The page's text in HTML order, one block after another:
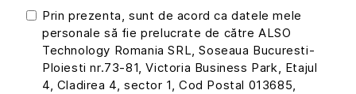
Prin prezenta, sunt de acord ca datele mele
personale să fie prelucrate de către ALSO
Technology Romania SRL, Soseaua Bucuresti-
Ploiesti nr.73-81, Victoria Business Park, Etajul
4, Cladirea 4, sector 1, Cod Postal 013685,